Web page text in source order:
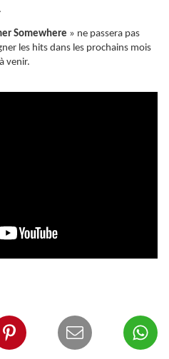
Somewhere » ne passera pas
les hits dans les prochains mois
venir.